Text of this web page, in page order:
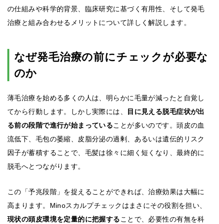
の仕組みや科学的背景、臨床研究に基づく有用性、そして発毛
治療と組み合わせるメリットについて詳しく解説します。
なぜ発毛治療の前にチェックが必要な
のか
薄毛治療を始める多くの人は、明らかに毛量が減ったと自覚し
てから行動します。しかし実際には、
目に見える脱毛症状が出
る前の段階で進行が始まっていることが多いのです。頭皮の血
流低下、毛包の萎縮、皮脂分泌の過剰、あるいは遺伝的リスク
因子が蓄積することで、毛髪は徐々に細く短くなり、最終的に
脱毛へとつながります。
この「予兆段階」を捉えることができれば、治療効果は大幅に
高まります。Minoスカルプチェックはまさにその役割を担い、
現状の頭皮環境を定量的に把握することで、必要性の有無を科